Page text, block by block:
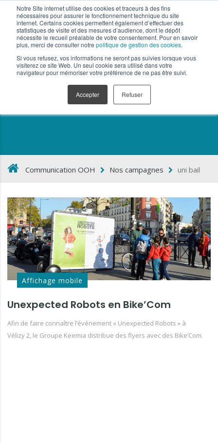
Notre Site internet utilise des cookies et traceurs à des fins
nécessaires pour assurer le fonctionnement technique du site
internet. Certains cookies permettent également d’effectuer des
statistiques de visite et des mesures d’audience, dont le dépôt
nécessite le recueil préalable de votre consentement. Pour en savoir
plus, merci de consulter notre politique de gestion des cookies.
Si vous refusez, vos informations ne seront pas suivies lorsque vous
visiterez ce site Web. Un seul cookie sera utilisé dans votre
navigateur pour mémoriser votre préférence de ne pas être suivi.
Accepter Refuser
uni bail
Communication OOH Nos campagnes uni bail
Affichage mobile
Unexpected Robots en Bike’Com
Afin de faire connaître l’événement « Unexpected Robots » à
Vélizy 2, le Groupe Keemia distribue des flyers avec des Bike’Com.